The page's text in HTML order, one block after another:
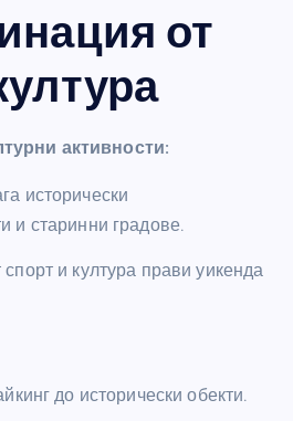
от
активности:
исторически
и старинни градове.
и култура прави уикенда
до исторически обекти.